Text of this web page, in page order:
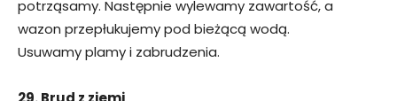
potrząsamy. Następnie wylewamy zawartość, a
wazon przepłukujemy pod bieżącą wodą.
Usuwamy plamy i zabrudzenia.